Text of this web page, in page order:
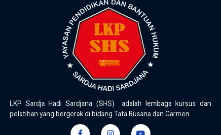
LKP Sardja Hadi Sardjana (SHS) adalah lembaga kursus dan
pelatihan yang bergerak di bidang Tata Busana dan Garmen